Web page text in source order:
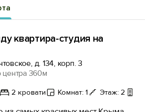
квартира-студия на
д. 134, корп. 3
360м
2 кровати Комнат: 1 Этаж: 2